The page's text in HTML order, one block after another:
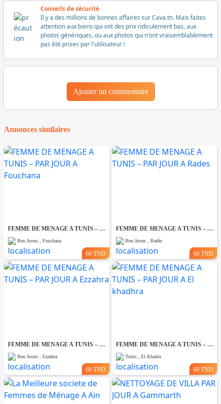
Conseils de sécurité
Il y a des millions de bonnes affaires sur Cava.tn. Mais faites
attention aux biens qui ont des prix ridiculement bas, aux
photos génériques, ou aux photos qui n'ont vraisemblablement
pas été prises par l'utilisateur !
Ajouter un commentaire
Annonces similaires
FEMME DE MENAGE A TUNIS – PAR JOUR A Fouchana
Ben Arous , Fouchana
60 TND
FEMME DE MENAGE A TUNIS – PAR JOUR A Rades
Ben Arous , Radès
60 TND
FEMME DE MENAGE A TUNIS – PAR JOUR A Ezzahra
Ben Arous , Ezzahra
60 TND
FEMME DE MENAGE A TUNIS – PAR JOUR A El khadhra
Tunis , El Khadra
60 TND